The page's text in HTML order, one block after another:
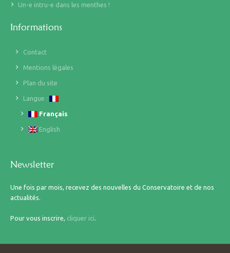
Un-e intru-e dans les menthes !
Informations
Contact
Mentions légales
Plan du site
Langue :
Français
English
Newsletter
Une fois par mois, recevez des nouvelles du Conservatoire et de nos
actualités.
Pour vous inscrire, cliquer ici